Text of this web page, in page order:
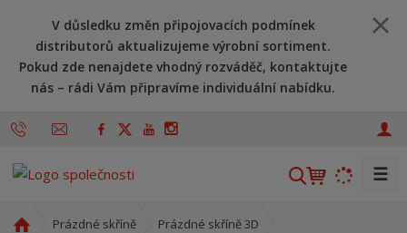
V důsledku změn připojovacích podmínek
distributorů aktualizujeme výrobní sortiment.
Pokud zde nenajdete vhodný rozváděč, kontaktujte
nás – rádi Vám připravíme individuální nabídku.
V
☰
Prázdné skříně Prázdné skříně 3D